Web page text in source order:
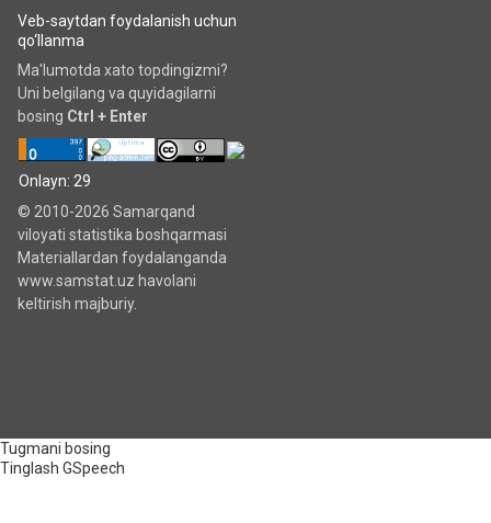
Veb-saytdan foydalanish uchun
qo‘llanma
Ma'lumotda xato topdingizmi?
Uni belgilang va quyidagilarni
bosing Ctrl + Enter
Onlayn: 29
© 2010-2026 Samarqand
viloyati statistika boshqarmasi
Materiallardan foydalanganda
www.samstat.uz havolani
keltirish majburiy.
Tugmani bosing
Tinglash GSpeech